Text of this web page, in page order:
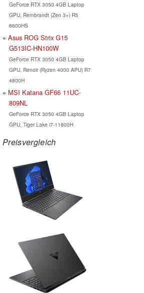
GeForce RTX 3050 4GB Laptop
GPU, Rembrandt (Zen 3+) R5
6600HS
Asus ROG Strix G15
G513IC-HN100W
GeForce RTX 3050 4GB Laptop
GPU, Renoir (Ryzen 4000 APU) R7
4800H
MSI Katana GF66 11UC-
809NL
GeForce RTX 3050 4GB Laptop
GPU, Tiger Lake i7-11800H
Preisvergleich